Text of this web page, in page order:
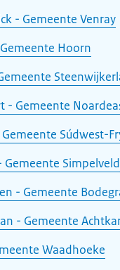
- Gemeente Venray
Hoorn
- Gemeente
Súdwest-
Gemeente Simpelveld
- Gemeente
- Gemeente
Waadhoeke